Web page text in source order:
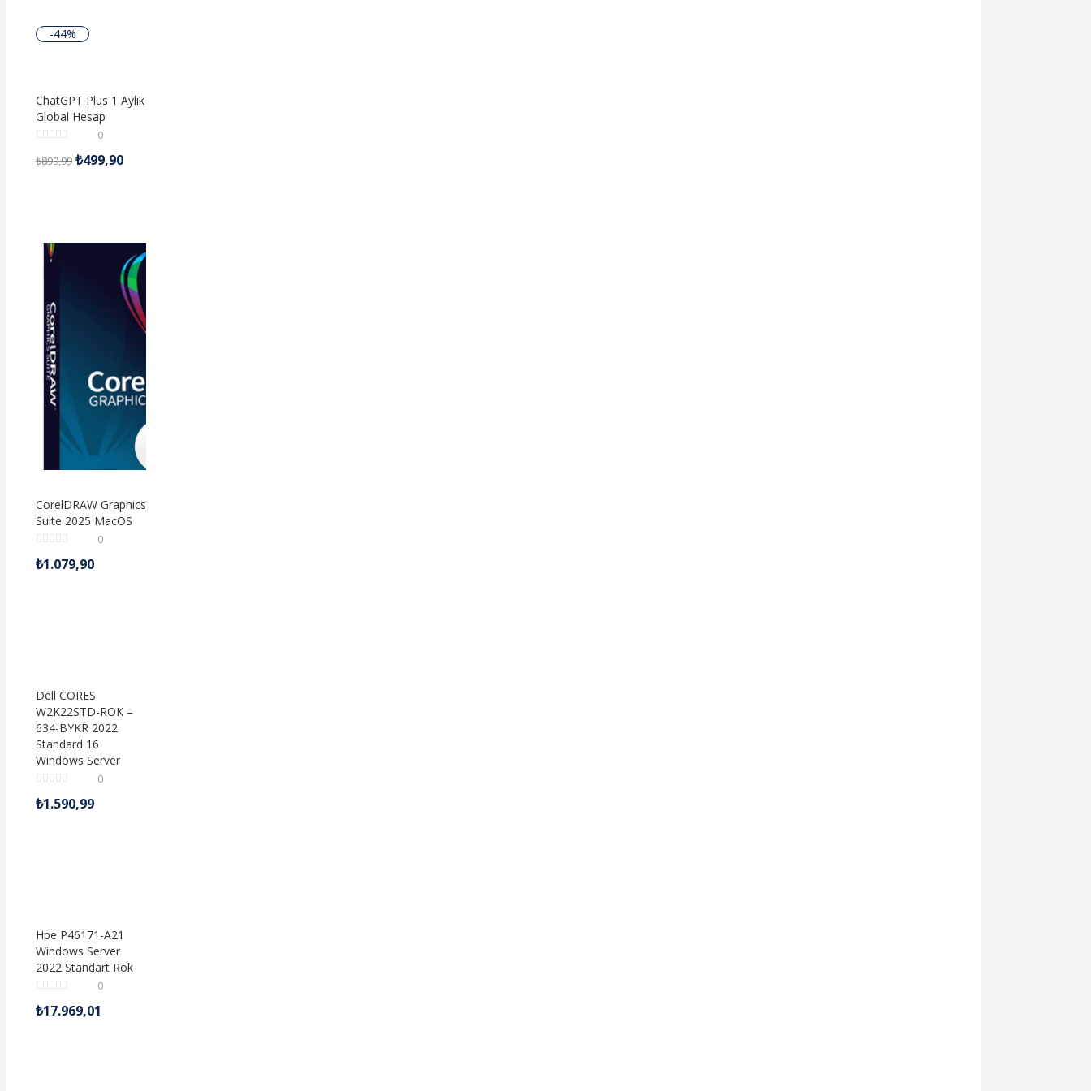
-44%
ChatGPT Plus 1 Aylık
Global Hesap
0
₺899,99 ₺499,90
CorelDRAW Graphics
Suite 2025 MacOS
0
₺1.079,90
Dell CORES
W2K22STD-ROK –
634-BYKR 2022
Standard 16
Windows Server
0
₺1.590,99
Hpe P46171-A21
Windows Server
2022 Standart Rok
0
₺17.969,01